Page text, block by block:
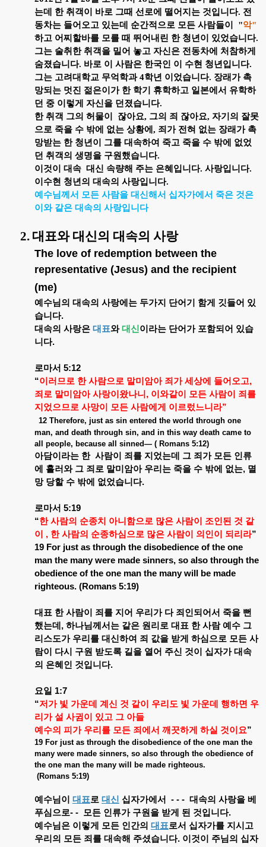
는데 한 취객이 바로 그때 선로에 떨어지는 것입니다. 전
동차는 들어오고 있는데 순간적으로 모든 사람들이
"악"
하고 어찌할바를 모를 때 뛰어내린 한 청년이 있었습니다.
그는 술취한 취객을 밀어 놓고 자신은 전동차에 처참하게
숨졌습니다. 바로 이 사람은 한국인 이 수현 청년입니다.
그는 고려대학교 무억학과4학년 이었습니다. 장래가 촉
망되는 멋진 젊은이가 한 학기 휴학하고 일본에서 유학하
던 중 이렇게 자신을 던졌습니다.
한 취객 그의 허물이
잖아요, 그의 죄 잖아요, 자기의 잘못
으로 죽을 수 밖에 없는 상황에 , 죄가 전혀 없는 장래가 촉
망받는 한 청년이 그를 대속하여 죽고 죽을 수 밖에 없었
던 취객의 생명을 구원했습니다.
이것이 대속 대신 속량해 주는 은혜입니다. 사랑입니다.
이수현 청년의 대속의 사랑입니다.
예수님께서 모든 사람을 대신해서 십자가에서 죽은 것은
이와 같은 대속의 사랑입니다
2. 대표와 대신의 대속의 사랑
The love of redemption between the
representative (Jesus) and the recipient
(me)
예수님의 대속의 사랑에는 두가지 단어기 함게 깃들어 있
습니다.
대속의 사랑은 대표와 대신 이라는 단어가 포함되어 있습
니다.
로마서 5:12
“이러므로 한 사람으로 말미암아 죄가 세상에 들어오고,
죄로 말미암아 사랑이왔나니 , 이와같이 모든 사람이
죄를
지었으므로 사망이 모든 사람에게 이르렀느니라”
12 Therefore, just as sin entered the world through one
man, and death through sin, and in this way death came to
all people, because all sinned— ( Romans 5:12)
아담이라는 한 사람이 죄를 지었는데 그 죄가 모든 인류
에
흘러와 그 죄로 말미암아 우리는 죽을 수 밖에 없는, 멸
망 당할 수 밖에 없었습니다.
로마서 5:19
“한 사람의 순종치 아니함으로 많은 사람이 조인된 것 같
이
, 한 사람의 순종하심으로 많은 사람이 의인이 되리라”
19 For just as through the disobedience of the one
man the many were made sinners, so also through the
obedience of the one man the many will be made
righteous. (Romans 5:19)
대표 한 사람이 죄를 지어 우리가 다 죄인되어서 죽을 뻔
했는데 , 하나님께서는 같은 원리로 대표 한 사람 예수 그
리스도가 우리를 대신하여 죄 값을 받게 하심으로 모든 사
람이
다시 구원 받도록 길을 열어 주신 것이 십자가 대속
의 은혜인 것입니다.
요일 1:7
“저가 빛 가운데 계신 것 같이 우리도 빛 가운데 행하면 우
리가 설 사귐이 있고 그 아들
예수의 피가 우리를 모든 죄에서 깨끗하게 하실 것이요”
19 For just as through the disobedience of the one man the
many were made sinners, so also through the obedience of
the one man the many will be made righteous.
(Romans 5:19)
예수님이 대표로 대신 십자가에서 - - - 대속의 사랑을 베
푸심으로- - 모든 인류가 구원을 받게 된 것입니다.
예수님은 이렇게 모든 인간의 대표로서 십자가를 지시고
우리의 모든 죄를 대속해 주셨습니다. 이것이 주님의 십자